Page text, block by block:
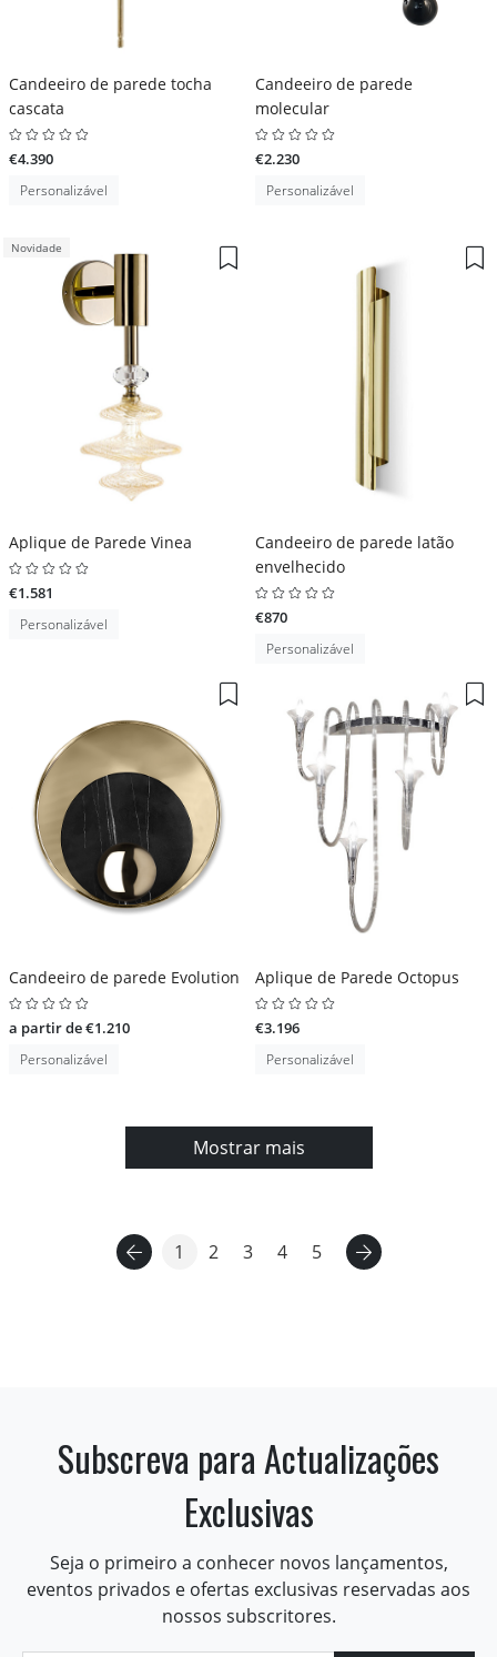
Candeeiro de parede tocha
cascata
€4.390
Personalizável
Candeeiro de parede
molecular
€2.230
Personalizável
Novidade
Aplique de Parede Vinea
€1.581
Personalizável
Candeeiro de parede latão
envelhecido
€870
Personalizável
Candeeiro de parede Evolution
a partir de €1.210
Personalizável
Aplique de Parede Octopus
€3.196
Personalizável
Mostrar mais
1 2 3 4 5
Subscreva para Actualizações
Exclusivas
Seja o primeiro a conhecer novos lançamentos,
eventos privados e ofertas exclusivas reservadas aos
nossos subscritores.